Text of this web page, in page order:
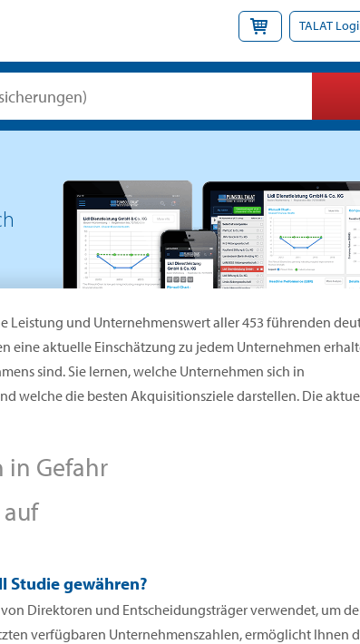
TALAT
und Unternehmenswert aller 453 führenden
eine aktuelle Einschätzung zu jedem Unternehmen
sind. Sie lernen, welche Unternehmen sich in
welche die besten Akquisitionsziele darstellen. Die
Gefahr
Studie gewähren?
Direktoren und Entscheidungsträger verwendet, um
verfügbaren Unternehmenszahlen, ermöglicht Ihnen